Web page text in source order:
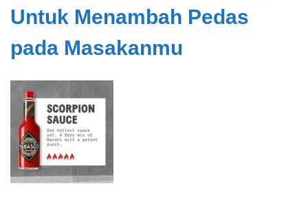
Untuk Menambah Pedas
pada Masakanmu